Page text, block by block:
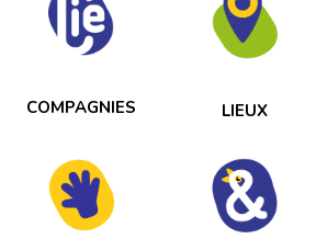
COMPAGNIES LIEUX